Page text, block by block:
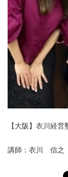
【大阪】衣川経
講師：衣川 信之